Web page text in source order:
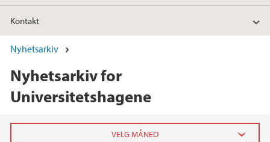
Kontakt
Nyhetsarkiv
Nyhetsarkiv for
Universitetshagene